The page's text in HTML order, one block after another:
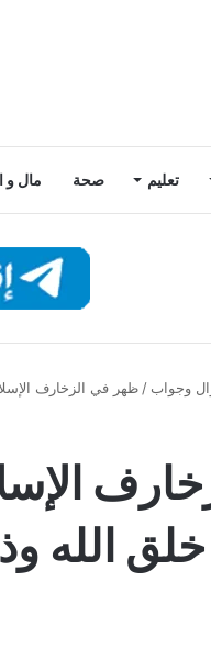
تعليم صحة مال و
وجواب / ظهر في الزخارف
الله